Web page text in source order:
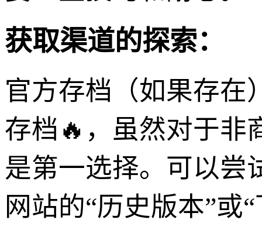
获取渠道的探索：
官方存档（如果存在
存档🔥，虽然对于非
是第一选择。可以尝
网站的“历史版本”或